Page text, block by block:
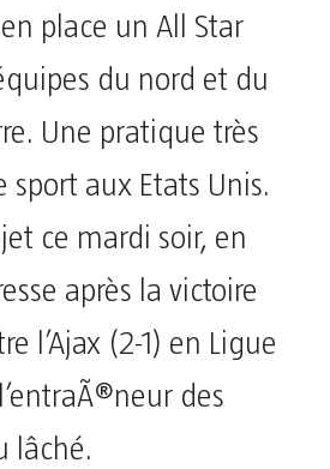
place un All Star
du nord et du
Une pratique très
sport aux Etats Unis.
ce mardi soir, en
après la victoire
l’Ajax (2-1) en Ligue
des
lâché.